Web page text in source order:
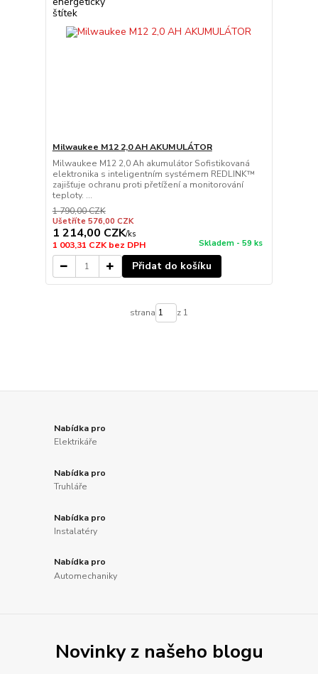
Milwaukee M12 2,0 AH AKUMULÁTOR
Milwaukee M12 2,0 Ah akumulátor Sofistikovaná
elektronika s inteligentním systémem REDLINK™
zajišťuje ochranu proti přetížení a monitorování
teploty. ...
1 790,00 CZK
Ušetříte 576,00 CZK
1 214,00 CZK/ks
1 003,31 CZKbez DPH Skladem - 59 ks
Přidat do košíku
strana z 1
Nabídka pro
Elektrikáře
Nabídka pro
Truhláře
Nabídka pro
Instalatéry
Nabídka pro
Automechaniky
Novinky z našeho blogu